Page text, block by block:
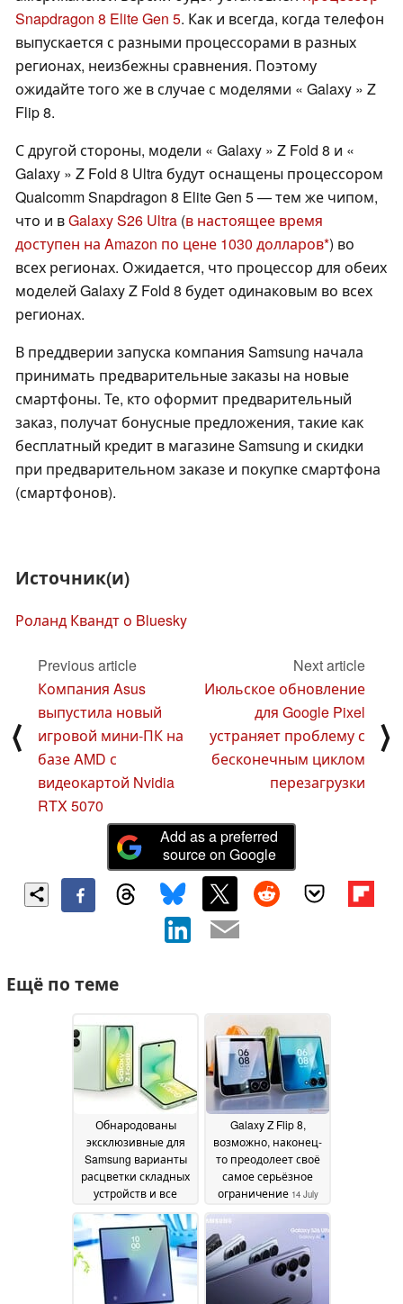
Snapdragon 8 Elite Gen 5. Как и всегда, когда телефон
выпускается с разными процессорами в разных
регионах, неизбежны сравнения. Поэтому
ожидайте того же в случае с моделями « Galaxy » Z
Flip 8.
С другой стороны, модели « Galaxy » Z Fold 8 и «
Galaxy » Z Fold 8 Ultra будут оснащены процессором
Qualcomm Snapdragon 8 Elite Gen 5 — тем же чипом,
что и вGalaxy S26 Ultra (в настоящее время
доступен на Amazon по цене 1030 долларов ) во
всех регионах. Ожидается, что процессор для обеих
моделей Galaxy Z Fold 8 будет одинаковым во всех
регионах.
В преддверии запуска компания Samsung начала
принимать предварительные заказы на новые
смартфоны. Те, кто оформит предварительный
заказ, получат бонусные предложения, такие как
бесплатный кредит в магазине Samsung и скидки
при предварительном заказе и покупке смартфона
(смартфонов).
Источник(и)
Роланд Квандт о Bluesky
⟨
Previous article
Компания Asus
выпустила новый
игровой мини-ПК на
базе AMD с
видеокартой Nvidia
RTX 5070
Next article
Июльское обновление
для Google Pixel
устраняет проблему с
бесконечным циклом
перезагрузки
⟩
Add as a preferred
source on Google
Ещё по теме
Обнародованы
эксклюзивные для
Samsung варианты
расцветки складных
устройств и все
австралийских
долларах.
Представлен сенсор
камеры Galaxy Z Fold
814 July 2026
Galaxy Z Flip 8,
возможно, наконец-
то преодолеет своё
самое серьёзное
ограничение 14 July
2026